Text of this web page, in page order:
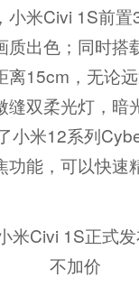
米Civi 1S前置
质出色；同时搭
离15cm，无论
缝双柔光灯，暗
小米12系列
功能，可以快速